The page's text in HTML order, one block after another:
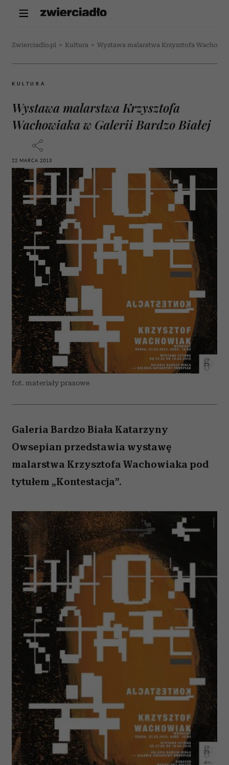
Zwierciadlo.pl > Kultura > Wystawa malarstwa Krzysztofa
KULTURA
Wystawa malarstwa Krzysztofa
Wachowiaka w Galerii Bardzo Białej
22 MARCA 2013
fot. materiały prasowe
Galeria Bardzo Biała Katarzyny
Owsepian przedstawia wystawę
malarstwa Krzysztofa Wachowiaka pod
tytułem „Kontestacja”.